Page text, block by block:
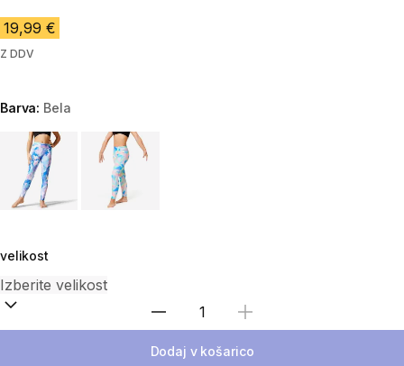
19,99 €
Z DDV
Barva: Bela
Choose a variant
velikost
Izberite količino
Dodaj v košarico